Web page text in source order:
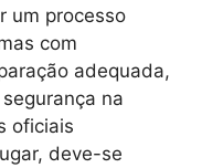
um processo
com
adequada,
na
oficiais
deve-se